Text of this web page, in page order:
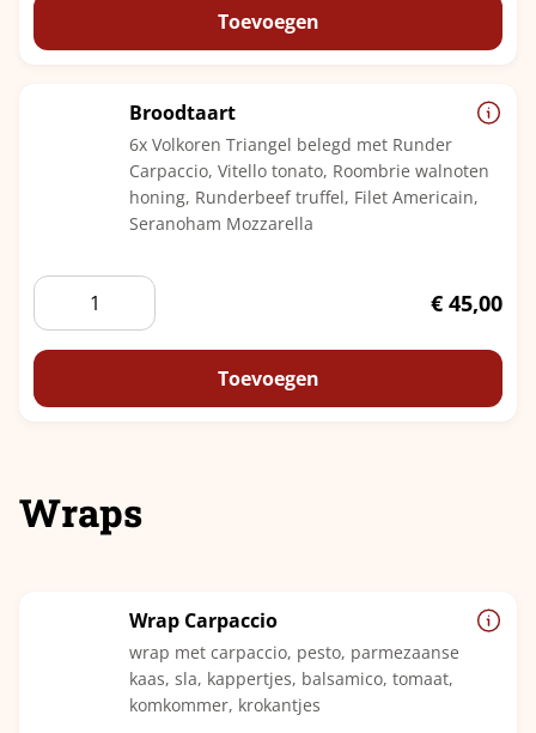
Toevoegen
Broodtaart
6x Volkoren Triangel belegd met Runder
Carpaccio, Vitello tonato, Roombrie walnoten
honing, Runderbeef truffel, Filet Americain,
Seranoham Mozzarella
Broodtaart
aantal
€ 45,00
Toevoegen
Wraps
Wrap Carpaccio
wrap met carpaccio, pesto, parmezaanse
kaas, sla, kappertjes, balsamico, tomaat,
komkommer, krokantjes